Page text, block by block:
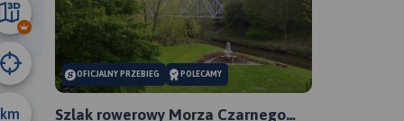
km
24 km
OFICJALNY PRZEBIEG POLECAMY
Szlak rowerowy Morza Czarnego